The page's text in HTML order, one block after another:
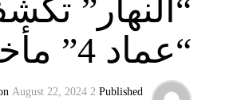
“النهار”
“عماد 4” مأخوذة من أوكرانيا….
Published
2 years ago
August 22, 2024